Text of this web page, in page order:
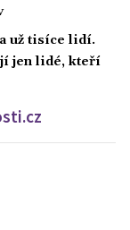
už tisíce lidí.
jen lidé, kteří